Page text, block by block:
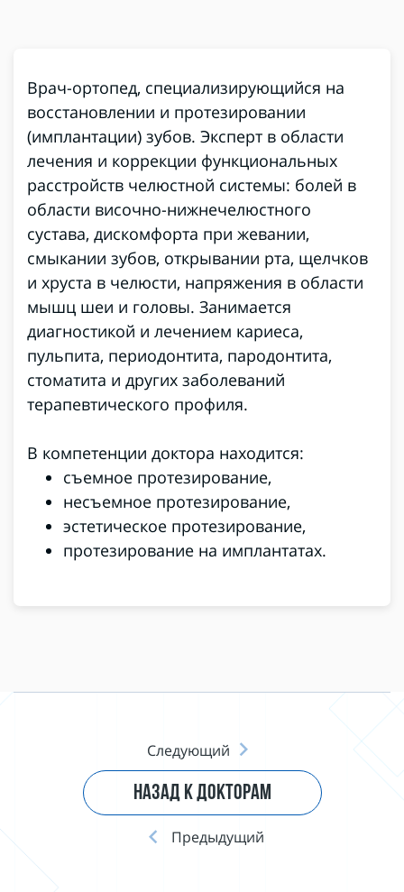
Врач-ортопед, специализирующийся на
восстановлении и протезировании
(имплантации) зубов. Эксперт в области
лечения и коррекции функциональных
расстройств челюстной системы: болей в
области височно-нижнечелюстного
сустава, дискомфорта при жевании,
смыкании зубов, открывании рта, щелчков
и хруста в челюсти, напряжения в области
мышц шеи и головы. Занимается
диагностикой и лечением кариеса,
пульпита, периодонтита, пародонтита,
стоматита и других заболеваний
терапевтического профиля.
В компетенции доктора находится:
съемное протезирование,
несъемное протезирование,
эстетическое протезирование,
протезирование на имплантатах.
Следующий
НАЗАД К ДОКТОРАМ
Предыдущий